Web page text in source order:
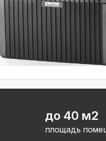
до 40 м2
площадь